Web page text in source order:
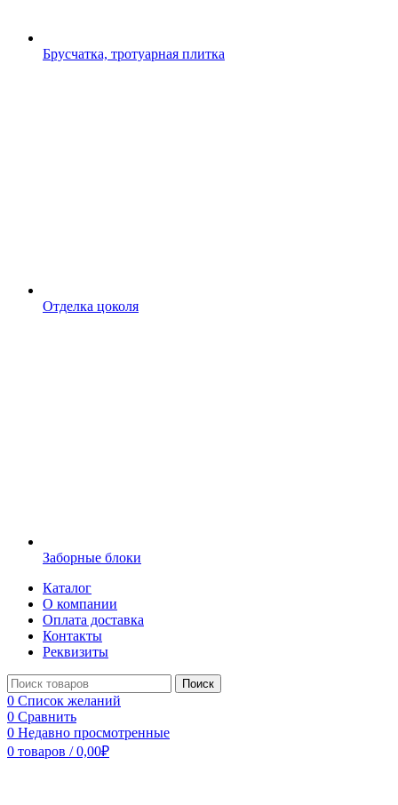
Брусчатка, тротуарная плитка
Отделка цоколя
Заборные блоки
Каталог
О компании
Оплата доставка
Контакты
Реквизиты
Поиск
0 Список желаний
0 Сравнить
0 Недавно просмотренные
0 товаров / 0,00₽